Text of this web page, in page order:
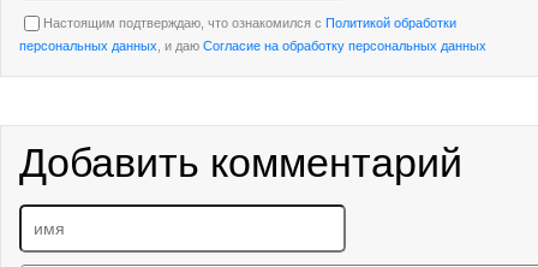
Настоящим подтверждаю, что ознакомился с Политикой обработки
персональных данных , и даю Согласие на обработку персональных данных
Добавить комментарий